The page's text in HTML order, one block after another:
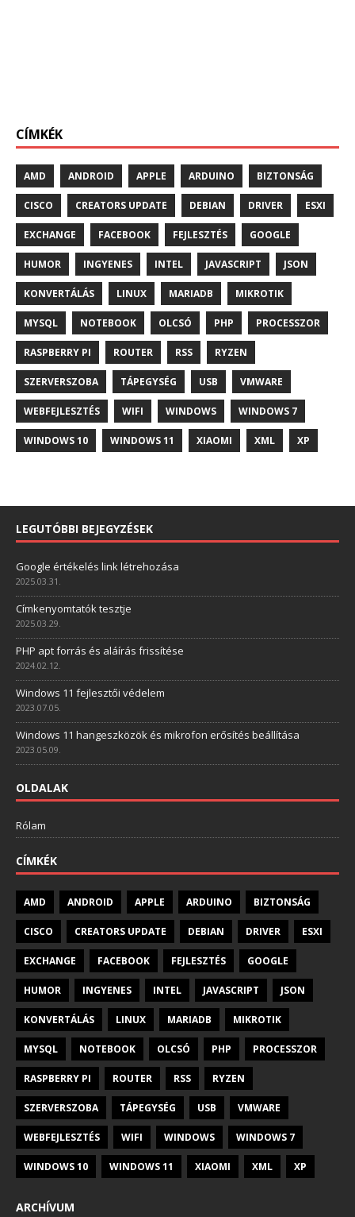
CÍMKÉK
AMD ANDROID APPLE ARDUINO BIZTONSÁG
CISCO CREATORS UPDATE DEBIAN DRIVER ESXI
EXCHANGE FACEBOOK FEJLESZTÉS GOOGLE
HUMOR INGYENES INTEL JAVASCRIPT JSON
KONVERTÁLÁS LINUX MARIADB MIKROTIK
MYSQL NOTEBOOK OLCSÓ PHP PROCESSZOR
RASPBERRY PI ROUTER RSS RYZEN
SZERVERSZOBA TÁPEGYSÉG USB VMWARE
WEBFEJLESZTÉS WIFI WINDOWS WINDOWS 7
WINDOWS 10 WINDOWS 11 XIAOMI XML XP
LEGUTÓBBI BEJEGYZÉSEK
Google értékelés link létrehozása
2025.03.31.
Címkenyomtatók tesztje
2025.03.29.
PHP apt forrás és aláírás frissítése
2024.02.12.
Windows 11 fejlesztői védelem
2023.07.05.
Windows 11 hangeszközök és mikrofon erősítés beállítása
2023.05.09.
OLDALAK
Rólam
CÍMKÉK
AMD ANDROID APPLE ARDUINO BIZTONSÁG
CISCO CREATORS UPDATE DEBIAN DRIVER ESXI
EXCHANGE FACEBOOK FEJLESZTÉS GOOGLE
HUMOR INGYENES INTEL JAVASCRIPT JSON
KONVERTÁLÁS LINUX MARIADB MIKROTIK
MYSQL NOTEBOOK OLCSÓ PHP PROCESSZOR
RASPBERRY PI ROUTER RSS RYZEN
SZERVERSZOBA TÁPEGYSÉG USB VMWARE
WEBFEJLESZTÉS WIFI WINDOWS WINDOWS 7
WINDOWS 10 WINDOWS 11 XIAOMI XML XP
ARCHÍVUM